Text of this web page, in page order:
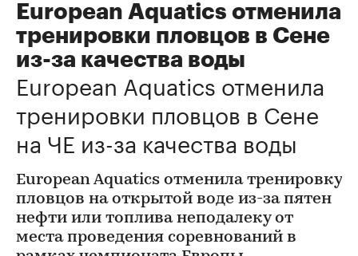
European Aquatics отменила
тренировки пловцов в Сене
из-за качества воды
European Aquatics отменила
тренировки пловцов в Сене
на ЧЕ из-за качества воды
European Aquatics отменила тренировку
пловцов на открытой воде из-за пятен
нефти или топлива неподалеку от
места проведения соревнований в